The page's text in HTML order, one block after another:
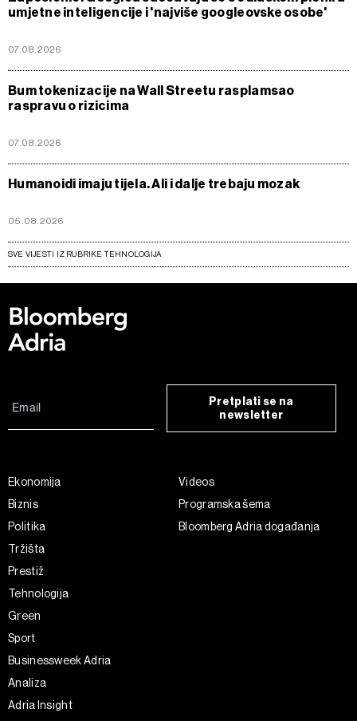
umjetne inteligencije i 'najviše googleovske osobe'
07.08.2026
Bum tokenizacije na Wall Streetu rasplamsao
raspravu o rizicima
07.08.2026
Humanoidi imaju tijela. Ali i dalje trebaju mozak
05.08.2026
SVE VIJESTI IZ RUBRIKE TEHNOLOGIJA
Pretplati se na
newsletter
Ekonomija
Biznis
Politika
Tržišta
Prestiž
Tehnologija
Green
Sport
Businessweek Adria
Analiza
Adria Insight
Videos
Programska šema
Bloomberg Adria događanja